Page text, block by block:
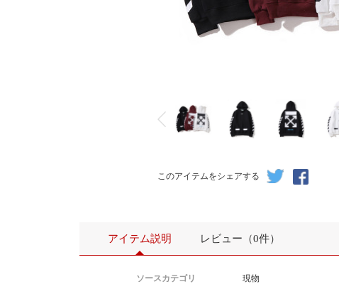
このアイテムをシェアする
アイテム説明 レビュー（0件）
ソースカテゴリ 現物